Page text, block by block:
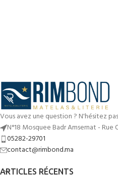
Vous avez une question ? N'hésitez
N°18 Mosquee Badr Amsernat -
05282-29701
contact@rimbond.ma
ARTICLES RÉCENTS